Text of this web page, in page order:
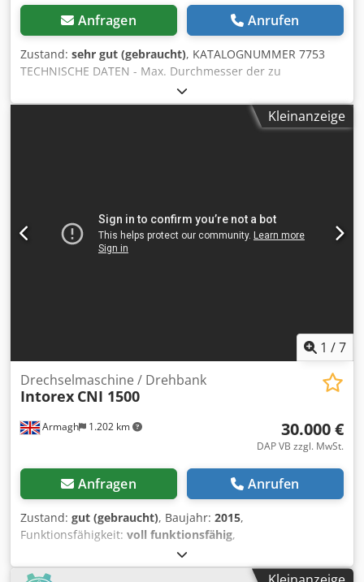
Anfragen Anrufen
Zustand: sehr gut (gebraucht), KATALOGNUMMER 7753
TECHNISCHE DATEN - Max. Durchmesser der zu
bearbeitenden Rundstäbe: 130 mm - Eingesetzte Hülse:
110 mm - Max. Eingangsmaterialdurchmesser: 160 mm -
Min. Eingangsmateriallänge: 800 mm - Max. Aufmaß pro
3100x1400x1500 mm - Gewicht: 2100 kg VORTEILE –
Polnische Produktion – 3-Messer-Kopf – Gebrauchte
Rundstab-Drehmaschine, sehr guter Zustand Nettopreis:
Kleinanzeige
1 /7
Armagh 1.202 km
Drechselmaschine / Drehbank
Intorex CNI 1500
30.000 €
DAP VB zzgl. MwSt.
Anfragen Anrufen
Zustand: gut (gebraucht), Baujahr: 2015,
Funktionsfähigkeit: voll funktionsfähig,
Maschinen-/Fahrzeugnummer:
1500 CNC Steuerung Drehmaschine - 2015 Modell